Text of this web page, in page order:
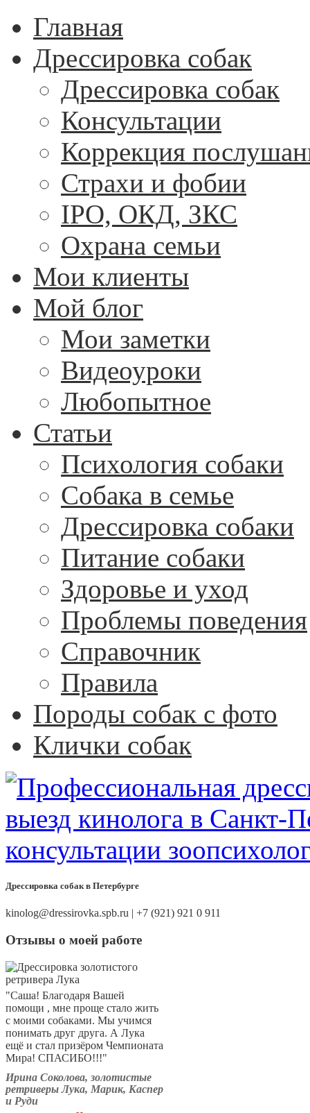
Главная
Дрессировка собак
Дрессировка собак
Консультации
Коррекция
Страхи и фобии
IPO, ОКД, ЗКС
Охрана семьи
Мои клиенты
Мой блог
Мои заметки
Видеоуроки
Любопытное
Статьи
Психология собаки
Собака в семье
Дрессировка собаки
Питание собаки
Здоровье и уход
Проблемы поведения
Справочник
Правила
Породы собак с фото
Клички собак
Дрессировка собак в Петербурге
kinolog@dressirovka.spb.ru | +7 (921) 921 0 911
Отзывы о моей работе
"Саша! Благодаря Вашей
помощи , мне проще стало жить
с моими собаками. Мы учимся
понимать друг друга. А Лука
ещё и стал призёром Чемпионата
Мира! СПАСИБО!!!"
Ирина Соколова, золотистые
ретриверы Лука, Марик, Каспер
и Руди